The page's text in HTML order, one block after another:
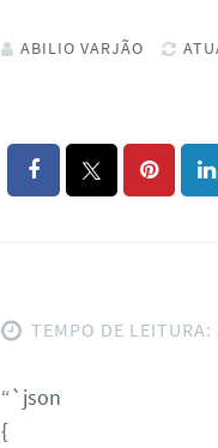
ABILIO VARJÃO
TEMPO DE LEITURA:
“`json
{